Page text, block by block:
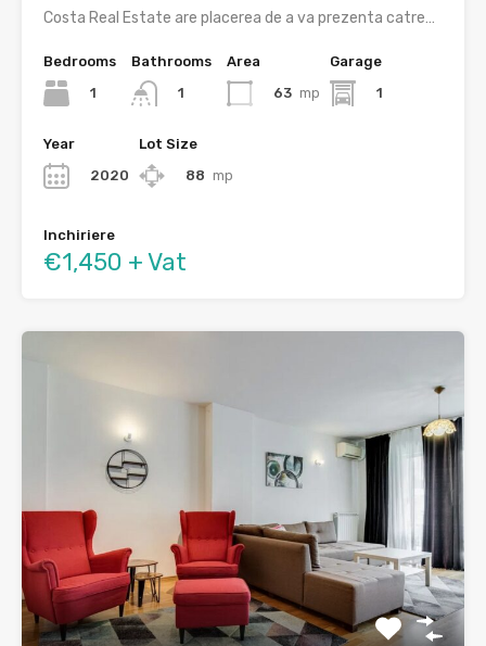
Costa Real Estate are placerea de a va prezenta catre…
Bedrooms
1
Bathrooms
1
Area
63 mp
Garage
1
Year
2020
Lot Size
88 mp
Inchiriere
€1,450 + Vat